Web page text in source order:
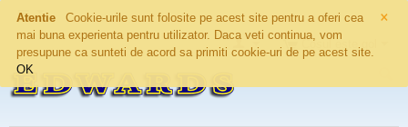
×
Atentie
Cookie-urile sunt folosite pe acest site pentru a oferi cea
mai buna experienta pentru utilizator. Daca veti continua, vom
presupune ca sunteti de acord sa primiti cookie-uri de pe acest site.
OK
Coșul este gol